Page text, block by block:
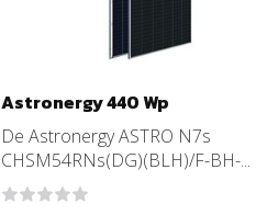
Astronergy 440 Wp
De Astronergy ASTRO N7s
CHSM54RNs(DG)(BLH)/F-BH-...